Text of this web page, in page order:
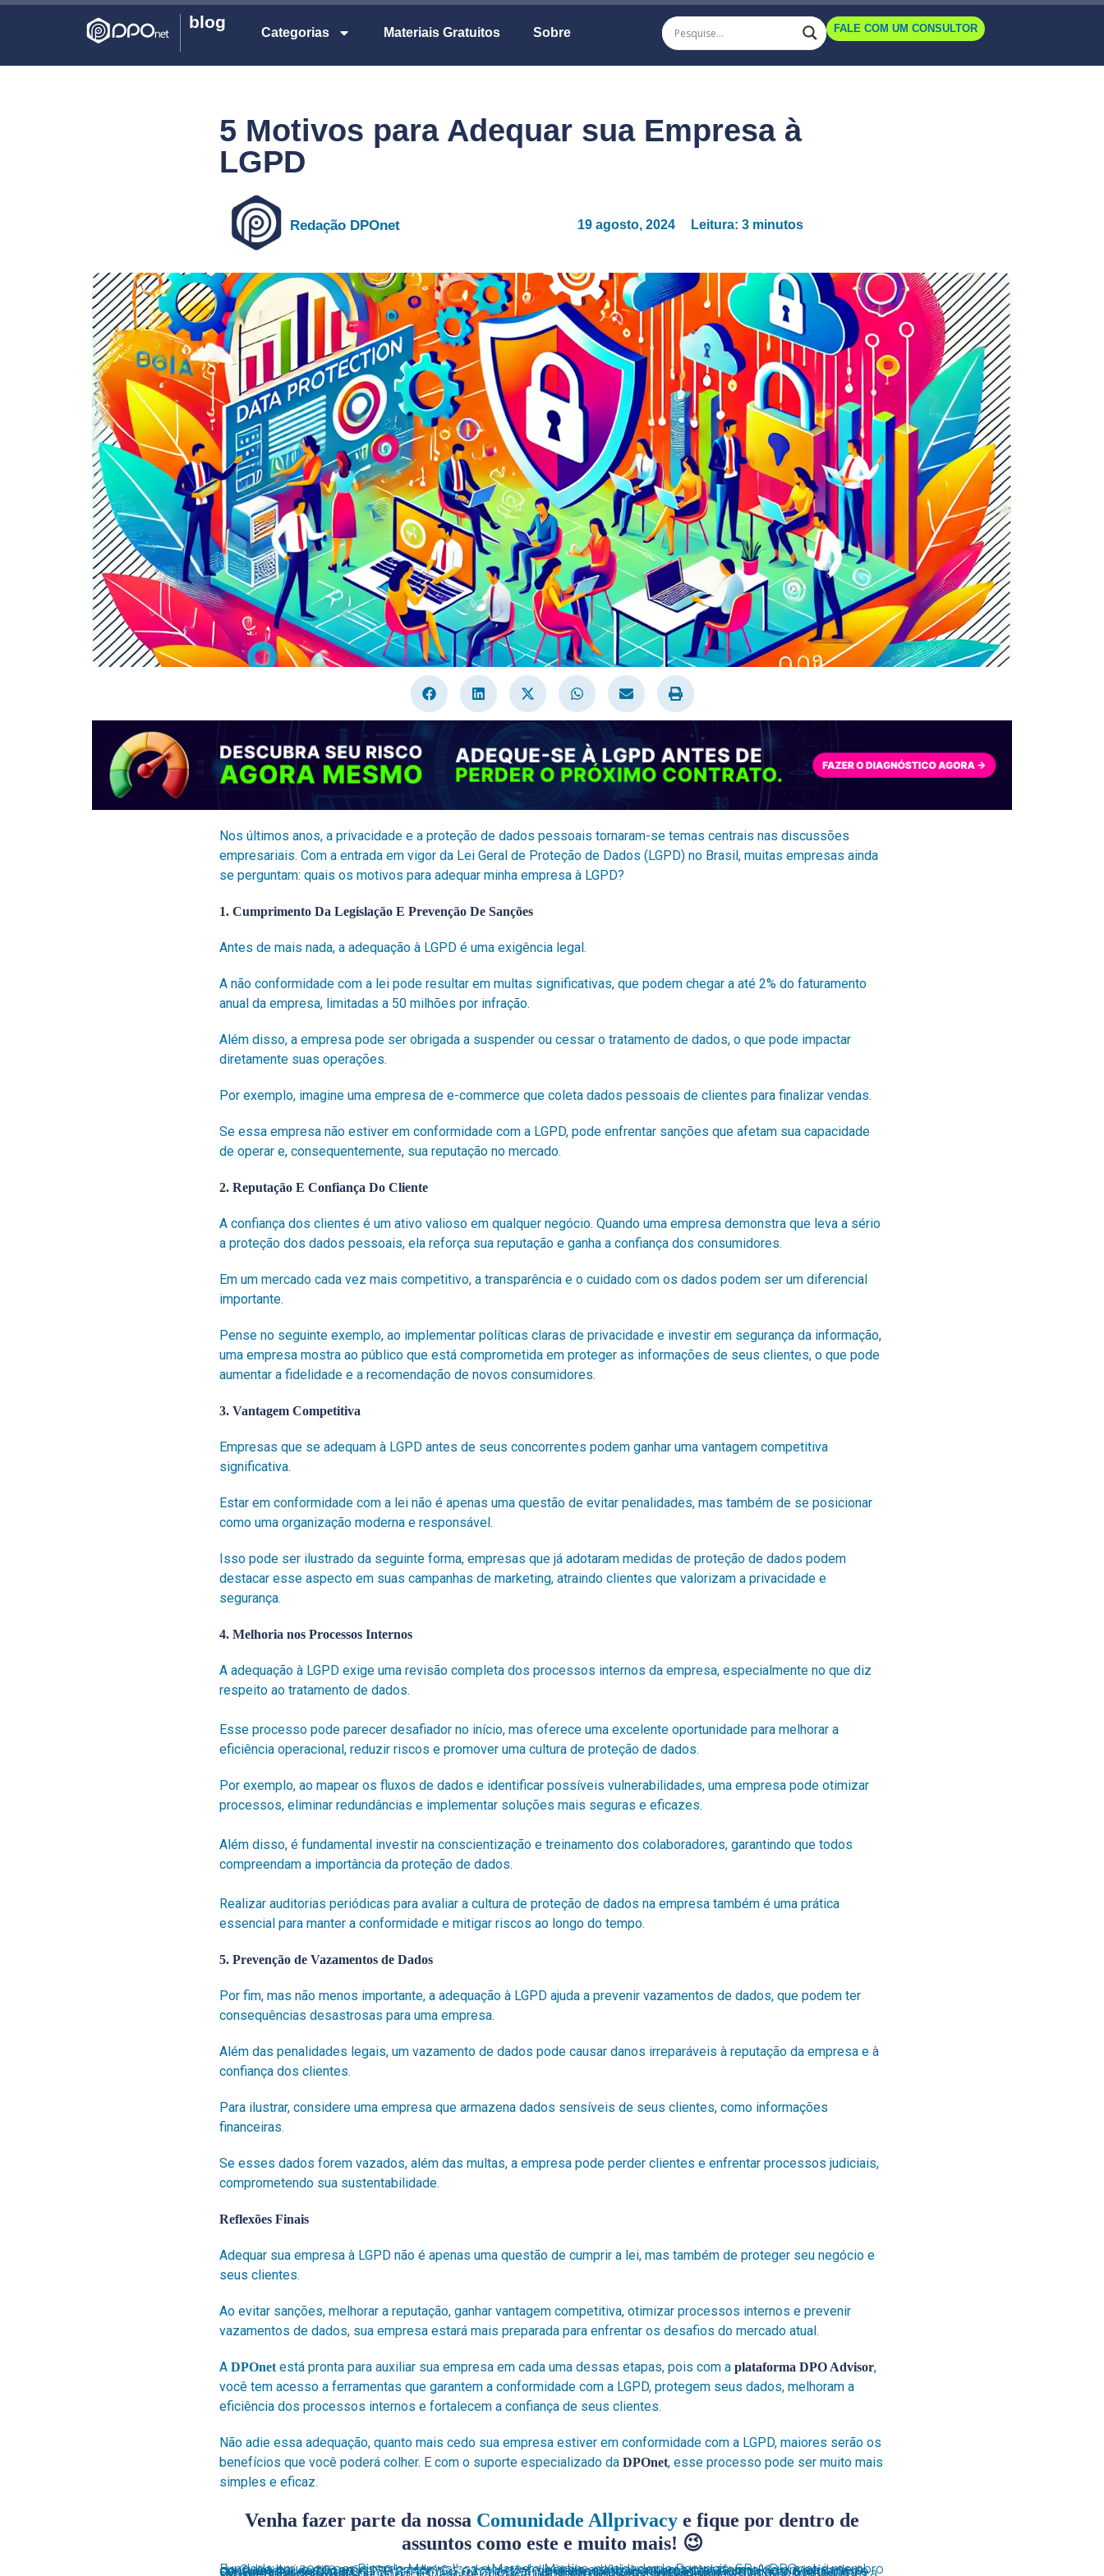
blog
Categorias Materiais Gratuitos Sobre FALE COM UM CONSULTOR
5 Motivos para Adequar sua Empresa à
LGPD
Redação DPOnet 19 agosto, 2024 Leitura: 3 minutos
Nos últimos anos, a privacidade e a proteção de dados pessoais tornaram-se temas centrais nas discussões
empresariais. Com a entrada em vigor da Lei Geral de Proteção de Dados (LGPD) no Brasil, muitas empresas ainda
se perguntam: quais os motivos para adequar minha empresa à LGPD?
1. Cumprimento Da Legislação E Prevenção De Sanções
Antes de mais nada, a adequação à LGPD é uma exigência legal.
A não conformidade com a lei pode resultar em multas significativas, que podem chegar a até 2% do faturamento
anual da empresa, limitadas a 50 milhões por infração.
Além disso, a empresa pode ser obrigada a suspender ou cessar o tratamento de dados, o que pode impactar
diretamente suas operações.
Por exemplo, imagine uma empresa de e-commerce que coleta dados pessoais de clientes para finalizar vendas.
Se essa empresa não estiver em conformidade com a LGPD, pode enfrentar sanções que afetam sua capacidade
de operar e, consequentemente, sua reputação no mercado.
2. Reputação E Confiança Do Cliente
A confiança dos clientes é um ativo valioso em qualquer negócio. Quando uma empresa demonstra que leva a sério
a proteção dos dados pessoais, ela reforça sua reputação e ganha a confiança dos consumidores.
Em um mercado cada vez mais competitivo, a transparência e o cuidado com os dados podem ser um diferencial
importante.
Pense no seguinte exemplo, ao implementar políticas claras de privacidade e investir em segurança da informação,
uma empresa mostra ao público que está comprometida em proteger as informações de seus clientes, o que pode
aumentar a fidelidade e a recomendação de novos consumidores.
3. Vantagem Competitiva
Empresas que se adequam à LGPD antes de seus concorrentes podem ganhar uma vantagem competitiva
significativa.
Estar em conformidade com a lei não é apenas uma questão de evitar penalidades, mas também de se posicionar
como uma organização moderna e responsável.
Isso pode ser ilustrado da seguinte forma, empresas que já adotaram medidas de proteção de dados podem
destacar esse aspecto em suas campanhas de marketing, atraindo clientes que valorizam a privacidade e
segurança.
4. Melhoria nos Processos Internos
A adequação à LGPD exige uma revisão completa dos processos internos da empresa, especialmente no que diz
respeito ao tratamento de dados.
Esse processo pode parecer desafiador no início, mas oferece uma excelente oportunidade para melhorar a
eficiência operacional, reduzir riscos e promover uma cultura de proteção de dados.
Por exemplo, ao mapear os fluxos de dados e identificar possíveis vulnerabilidades, uma empresa pode otimizar
processos, eliminar redundâncias e implementar soluções mais seguras e eficazes.
Além disso, é fundamental investir na conscientização e treinamento dos colaboradores, garantindo que todos
compreendam a importância da proteção de dados.
Realizar auditorias periódicas para avaliar a cultura de proteção de dados na empresa também é uma prática
essencial para manter a conformidade e mitigar riscos ao longo do tempo.
5. Prevenção de Vazamentos de Dados
Por fim, mas não menos importante, a adequação à LGPD ajuda a prevenir vazamentos de dados, que podem ter
consequências desastrosas para uma empresa.
Além das penalidades legais, um vazamento de dados pode causar danos irreparáveis à reputação da empresa e à
confiança dos clientes.
Para ilustrar, considere uma empresa que armazena dados sensíveis de seus clientes, como informações
financeiras.
Se esses dados forem vazados, além das multas, a empresa pode perder clientes e enfrentar processos judiciais,
comprometendo sua sustentabilidade.
Reflexões Finais
Adequar sua empresa à LGPD não é apenas uma questão de cumprir a lei, mas também de proteger seu negócio e
seus clientes.
Ao evitar sanções, melhorar a reputação, ganhar vantagem competitiva, otimizar processos internos e prevenir
vazamentos de dados, sua empresa estará mais preparada para enfrentar os desafios do mercado atual.
A DPOnetestá pronta para auxiliar sua empresa em cada uma dessas etapas, pois com a plataforma DPO Advisor,
você tem acesso a ferramentas que garantem a conformidade com a LGPD, protegem seus dados, melhoram a
eficiência dos processos internos e fortalecem a confiança de seus clientes.
Não adie essa adequação, quanto mais cedo sua empresa estiver em conformidade com a LGPD, maiores serão os
benefícios que você poderá colher. E com o suporte especializado da DPOnet, esse processo pode ser muito mais
simples e eficaz.
Venha fazer parte da nossa Comunidade Allprivacy e fique por dentro de
assuntos como este e muito mais! 😉
DPOnet
Fundada em 2020 por Ricardo Maravalhas e Marcelo Martins, na cidade de Pompeia-SP, A DPOnet é membro do Cubo Itaú e a 1º empresa brasileira a adotar a inteligência artificial em uma plataforma de privacidade e conquistar a certificação ISO 27001. Com o objetivo de democratizar, automatizar e simplificar a jornada de conformidade com a LGPD por meio de uma plataforma completa de Gestão de Privacidade, Segurança e Governança de Dados,com serviço de DPO embarcado